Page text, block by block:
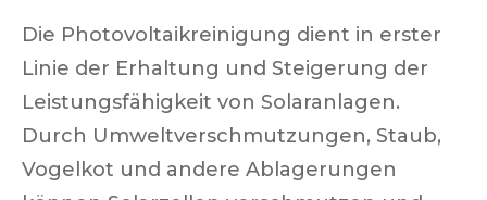
Die Photovoltaikreinigung dient in erster
Linie der Erhaltung und Steigerung der
Leistungsfähigkeit von Solaranlagen.
Durch Umweltverschmutzungen, Staub,
Vogelkot und andere Ablagerungen